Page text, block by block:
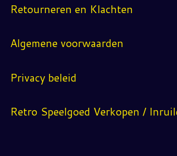
Retourneren en Klachten
Algemene voorwaarden
Privacy beleid
Retro Speelgoed Verkopen /